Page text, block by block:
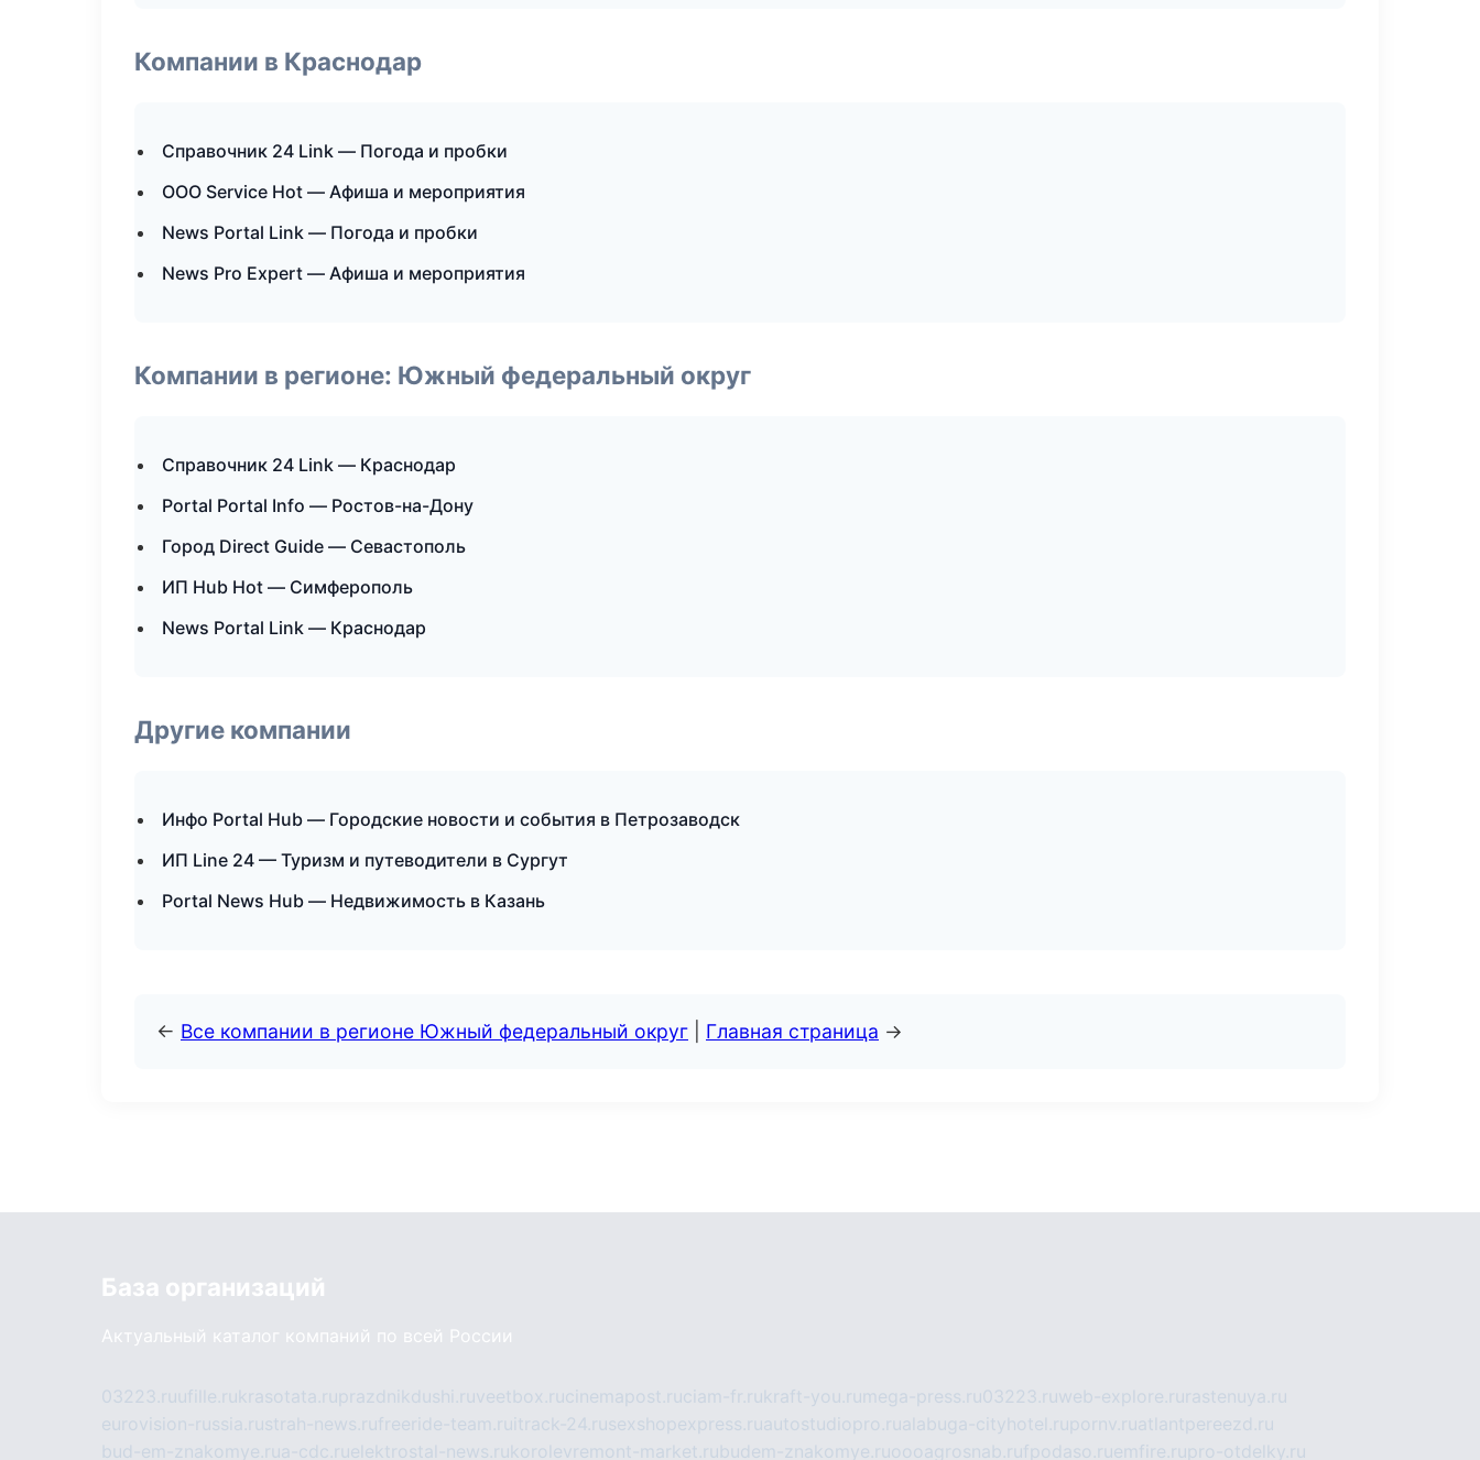
Компании в Краснодар
Справочник 24 Link — Погода и пробки
ООО Service Hot — Афиша и мероприятия
News Portal Link — Погода и пробки
News Pro Expert — Афиша и мероприятия
Компании в регионе: Южный федеральный округ
Справочник 24 Link — Краснодар
Portal Portal Info — Ростов-на-Дону
Город Direct Guide — Севастополь
ИП Hub Hot — Симферополь
News Portal Link — Краснодар
Другие компании
Инфо Portal Hub — Городские новости и события в Петрозаводск
ИП Line 24 — Туризм и путеводители в Сургут
Portal News Hub — Недвижимость в Казань
← Все компании в регионе Южный федеральный округ Главная страница →
База организаций
Актуальный каталог компаний по всей России
03223.ruufille.rukrasotata.ruprazdnikdushi.ruveetbox.rucinemapost.ruciam-fr.rukraft-you.ru mega-press.ru03223.ruweb-explore.ru rastenuya.ru
eurovision-russia.rustrah-news.rufreeride-team.ru itrack-24.rusexshopexpress.ruautostudiopro.rualabuga-cityhotel.rupornv.ruatlantpereezd.ru
bud-em-znakomye.rua-cdc.ruelektrostal-news.rukorolevremont-market.rubudem-znakomye.ruoooagrosnab.rufpodaso.ruemfire.rupro-otdelky.ru